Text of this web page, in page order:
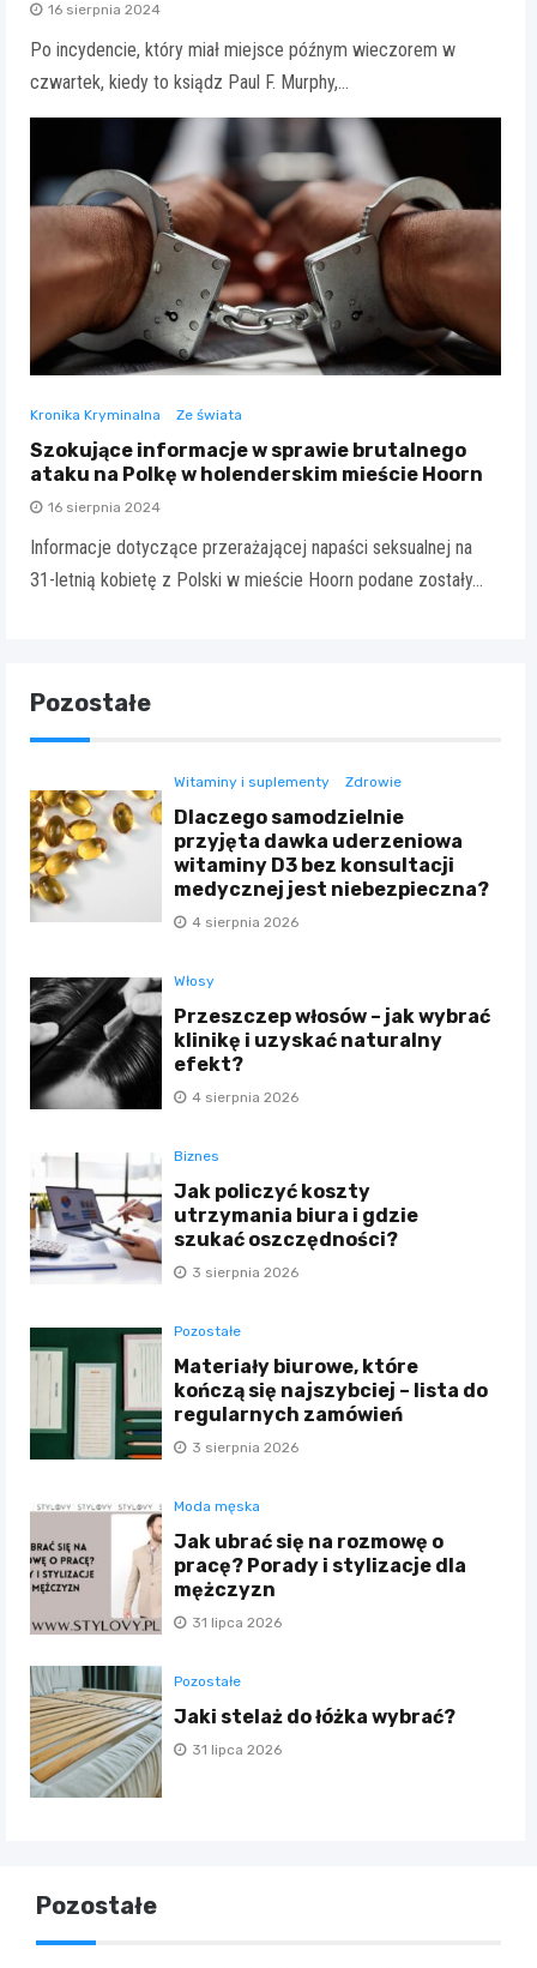
16 sierpnia 2024
Po incydencie, który miał miejsce późnym wieczorem w
czwartek, kiedy to ksiądz Paul F. Murphy,…
Kronika Kryminalna Ze świata
Szokujące informacje w sprawie brutalnego
ataku na Polkę w holenderskim mieście Hoorn
16 sierpnia 2024
Informacje dotyczące przerażającej napaści seksualnej na
31-letnią kobietę z Polski w mieście Hoorn podane zostały…
Pozostałe
Witaminy i suplementy Zdrowie
Dlaczego samodzielnie
przyjęta dawka uderzeniowa
witaminy D3 bez konsultacji
medycznej jest niebezpieczna?
4 sierpnia 2026
Włosy
Przeszczep włosów – jak wybrać
klinikę i uzyskać naturalny
efekt?
4 sierpnia 2026
Biznes
Jak policzyć koszty
utrzymania biura i gdzie
szukać oszczędności?
3 sierpnia 2026
Pozostałe
Materiały biurowe, które
kończą się najszybciej – lista do
regularnych zamówień
3 sierpnia 2026
Moda męska
Jak ubrać się na rozmowę o
pracę? Porady i stylizacje dla
mężczyzn
31 lipca 2026
Pozostałe
Jaki stelaż do łóżka wybrać?
31 lipca 2026
Pozostałe